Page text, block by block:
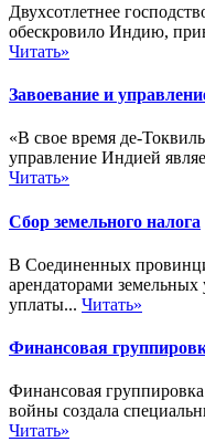
Двухсотлетнее
обескровило Индию,
Читать»
Завоевание и
«В свое время де-
управление Индией
Читать»
Сбор земельного налога
В Соединенных
арендаторами
уплаты... Читать»
Финансовая
Финансовая
войны создала
Читать»